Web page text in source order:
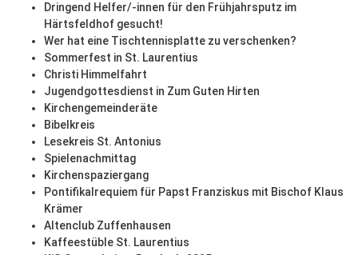
Dringend Helfer/-innen für den Frühjahrsputz im
Härtsfeldhof gesucht!
Wer hat eine Tischtennisplatte zu verschenken?
Sommerfest in St. Laurentius
Christi Himmelfahrt
Jugendgottesdienst in Zum Guten Hirten
Kirchengemeinderäte
Bibelkreis
Lesekreis St. Antonius
Spielenachmittag
Kirchenspaziergang
Pontifikalrequiem für Papst Franziskus mit Bischof Klaus
Krämer
Altenclub Zuffenhausen
Kaffeestüble St. Laurentius